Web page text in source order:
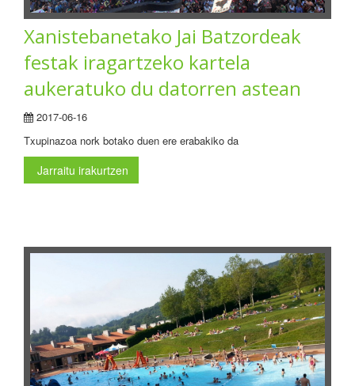
Xanistebanetako Jai Batzordeak
festak iragartzeko kartela
aukeratuko du datorren astean
2017-06-16
Txupinazoa nork botako duen ere erabakiko da
Jarraitu irakurtzen